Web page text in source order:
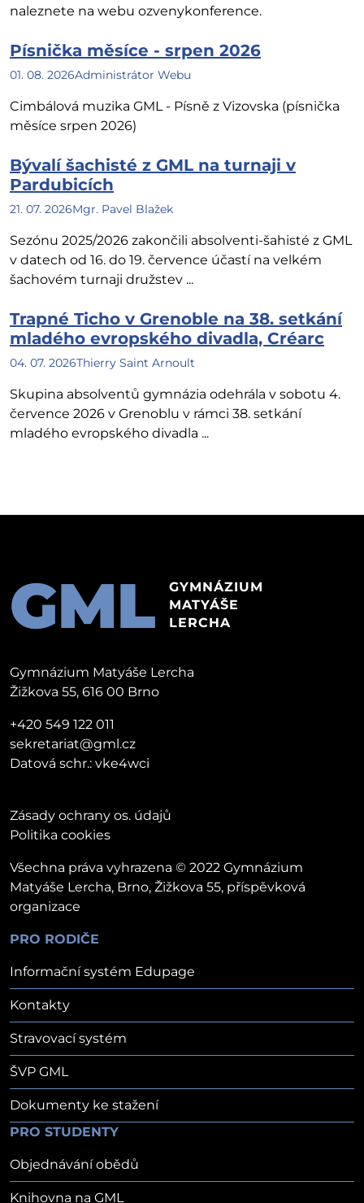
naleznete na webu ozvenykonference.
Písnička měsíce - srpen 2026
01. 08. 2026Administrátor Webu
Cimbálová muzika GML - Písně z Vizovska (písnička
měsíce srpen 2026)
Bývalí šachisté z GML na turnaji v
Pardubicích
21. 07. 2026Mgr. Pavel Blažek
Sezónu 2025/2026 zakončili absolventi-šahisté z GML
v datech od 16. do 19. července účastí na velkém
šachovém turnaji družstev ...
Trapné Ticho v Grenoble na 38. setkání
mladého evropského divadla, Créarc
04. 07. 2026Thierry Saint Arnoult
Skupina absolventů gymnázia odehrála v sobotu 4.
července 2026 v Grenoblu v rámci 38. setkání
mladého evropského divadla ...
GML
GYMNÁZIUM
MATYÁŠE
LERCHA
Gymnázium Matyáše Lercha
Žižkova 55, 616 00 Brno
+420 549 122 011
sekretariat@gml.cz
Datová schr.: vke4wci
PRO RODIČE
Informační systém Edupage
Kontakty
Stravovací systém
ŠVP GML
Dokumenty ke stažení
PRO STUDENTY
Objednávání obědů
Knihovna na GML
Zásady ochrany os. údajů
Politika cookies
Všechna práva vyhrazena © 2022 Gymnázium
Matyáše Lercha, Brno, Žižkova 55, příspěvková
organizace